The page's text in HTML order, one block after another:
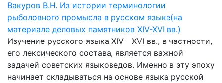
Вакуров В.Н. Из истории терминологии
рыболовного промысла в русском языке(на
материале деловых памятников XIV-XVI вв.)
Изучение русского языка XIV—XVI вв., в частности,
его лексического состава, является важной
задачей советских языковедов. Именно в эту эпоху
начинает складываться на основе языка русской